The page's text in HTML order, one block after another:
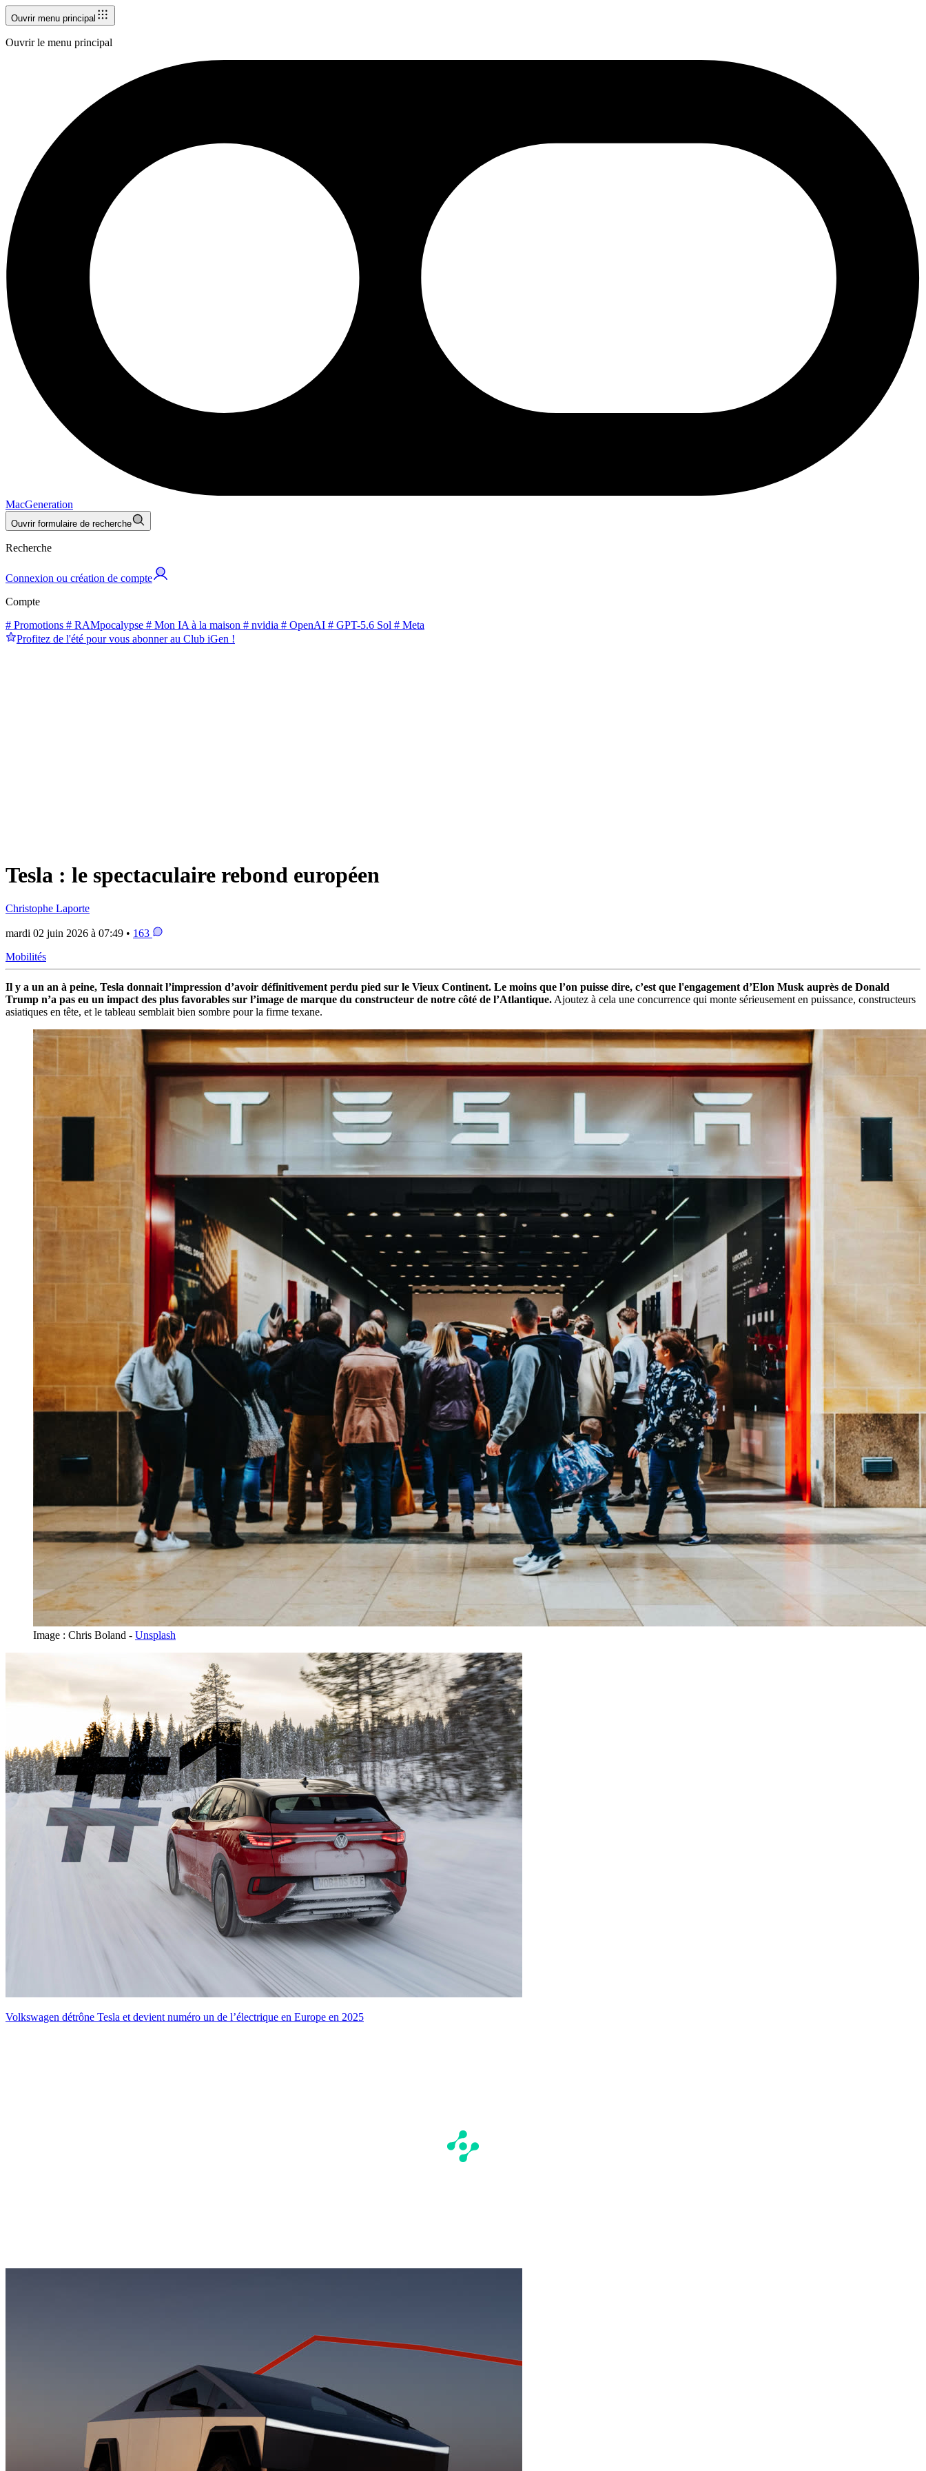
Ouvrir menu principal
Ouvrir le menu principal
MacGeneration
Ouvrir formulaire de recherche
Recherche
Connexion ou création de compte
Compte
# Promotions # RAMpocalypse # Mon IA à la maison # nvidia # OpenAI # GPT-5.6 Sol # Meta
Profitez de l'été pour vous abonner au Club iGen !
Tesla : le spectaculaire rebond européen
Christophe Laporte
mardi 02 juin 2026 à 07:49 • 163
Mobilités
Il y a un an à peine, Tesla donnait l’impression d’avoir définitivement perdu pied sur le Vieux Continent. Le moins que l’on puisse dire, c’est que l'engagement d’Elon Musk auprès de Donald
Trump n’a pas eu un impact des plus favorables sur l’image de marque du constructeur de notre côté de l’Atlantique. Ajoutez à cela une concurrence qui monte sérieusement en puissance, constructeurs
asiatiques en tête, et le tableau semblait bien sombre pour la firme texane.
Image : Chris Boland - Unsplash
Volkswagen détrône Tesla et devient numéro un de l’électrique en Europe en 2025